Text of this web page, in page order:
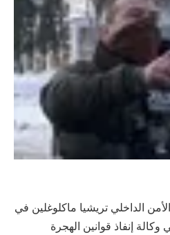
الداخلي تريشيا ماكلوغلين في
إنفاذ قوانين الهجرة